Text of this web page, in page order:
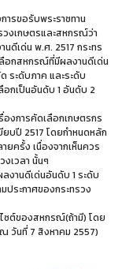
ารขอรับพระราชทาน
งเกษตรและสหกรณ์ว่า
ดีเด่น พ.ศ. 2517 กระทร
ลือกสหกรณ์ที่มีผลงานดีเด่น
ระดับภาค และระดับ
อกเป็นอันดับ 1 อันดับ 2
องการคัดเลือกเกษตรกร
บปี 2517 โดยกำหนดหลัก
ยครั้ง เนื่องจากเห็นควร
เวลา นั้นๆ
งานดีเด่นอันดับ 1 ระดับ
ประกาศของกระทรวง
ซต์ของสหกรณ์(ถ้ามี) โดย
วันที่ 7 สิงหาคม 2557)